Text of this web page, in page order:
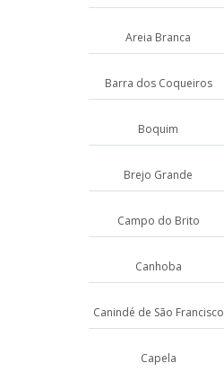
Areia Branca
Barra dos Coqueiros
Boquim
Brejo Grande
Campo do Brito
Canhoba
Canindé de São Francisco
Capela